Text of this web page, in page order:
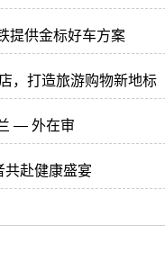
提供金标好车方案
，打造旅游购物新地标
— 外在审
共赴健康盛宴